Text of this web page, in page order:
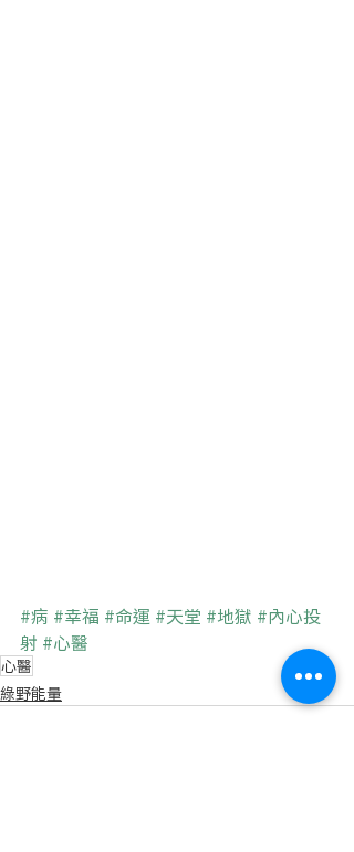
#病 #幸福 #命運 #天堂 #地獄 #內心投
射 #心醫
心醫
綠野能量